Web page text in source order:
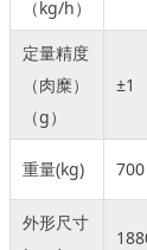
（kg/h）
定量精度
（肉糜）
（g）
±1
重量(kg) 700
外形尺寸